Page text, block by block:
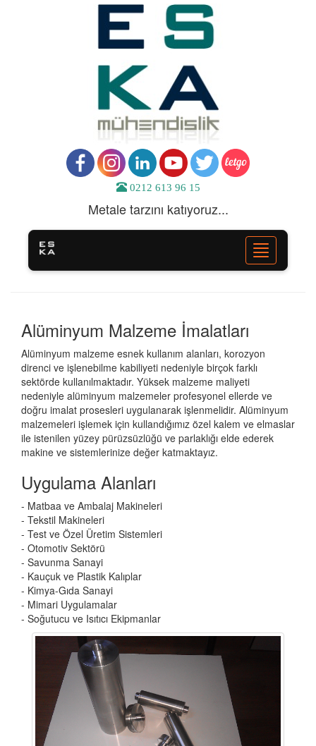
0212 613 96 15
Metale tarzını katıyoruz...
Toggle
navigation
Alüminyum Malzeme İmalatları
Alüminyum malzeme esnek kullanım alanları, korozyon
direnci ve işlenebilme kabiliyeti nedeniyle birçok farklı
sektörde kullanılmaktadır. Yüksek malzeme maliyeti
nedeniyle alüminyum malzemeler profesyonel ellerde ve
doğru imalat prosesleri uygulanarak işlenmelidir. Alüminyum
malzemeleri işlemek için kullandığımız özel kalem ve elmaslar
ile istenilen yüzey pürüzsüzlüğü ve parlaklığı elde ederek
makine ve sistemlerinize değer katmaktayız.
Uygulama Alanları
- Matbaa ve Ambalaj Makineleri
- Tekstil Makineleri
- Test ve Özel Üretim Sistemleri
- Otomotiv Sektörü
- Savunma Sanayi
- Kauçuk ve Plastik Kalıplar
- Kimya-Gıda Sanayi
- Mimari Uygulamalar
- Soğutucu ve Isıtıcı Ekipmanlar